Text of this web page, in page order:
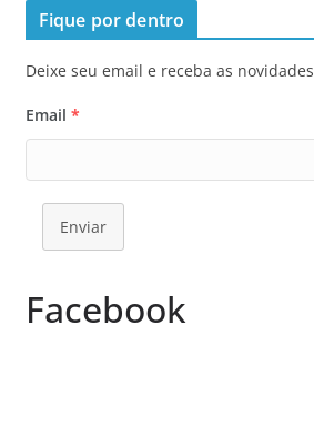
Fique por dentro
Deixe seu email e receba as novidades
Email *
Enviar
Facebook